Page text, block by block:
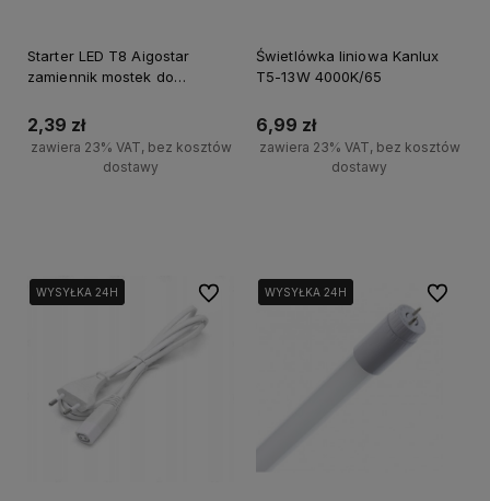
Starter LED T8 Aigostar
zamiennik mostek do
2,39 zł
zawiera 23% VAT, bez kosztów
dostawy
Świetlówka liniowa Kanlux
T5-13W 4000K/65
6,99 zł
zawiera 23% VAT, bez kosztów
dostawy
WYSYŁKA 24H
WYSYŁKA 24H Do ulubionychWYSYŁKA 24H
WYSYŁKA 24H Do